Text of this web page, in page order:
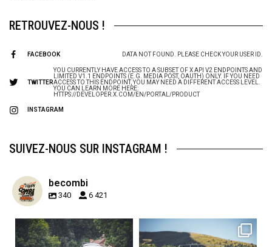
RETROUVEZ-NOUS !
FACEBOOK DATA NOT FOUND. PLEASE CHECK YOUR USER ID.
TWITTER
YOU CURRENTLY HAVE ACCESS TO A SUBSET OF X API V2 ENDPOINTS AND
LIMITED V1.1 ENDPOINTS (E.G. MEDIA POST, OAUTH) ONLY. IF YOU NEED
ACCESS TO THIS ENDPOINT, YOU MAY NEED A DIFFERENT ACCESS LEVEL.
YOU CAN LEARN MORE HERE:
HTTPS://DEVELOPER.X.COM/EN/PORTAL/PRODUCT
INSTAGRAM
SUIVEZ-NOUS SUR INSTAGRAM !
becombi
340 6 421
becombi